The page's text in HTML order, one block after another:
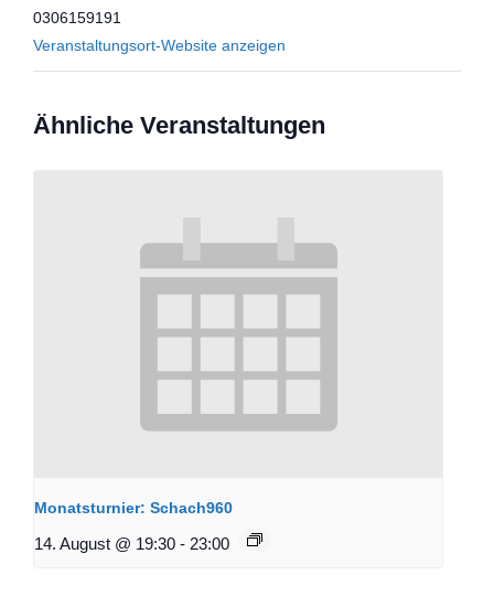
0306159191
Veranstaltungsort-Website anzeigen
Ähnliche Veranstaltungen
Monatsturnier: Schach960
14. August @ 19:30 - 23:00